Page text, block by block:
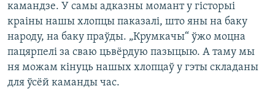
камандзе. У самы адказны момант у гісторыі
краіны нашы хлопцы паказалі, што яны на баку
народу, на баку праўды. „Крумкачы“ ўжо моцна
пацярпелі за сваю цьвёрдую пазыцыю. А таму мы
ня можам кінуць нашых хлопцаў у гэты складаны
для ўсёй каманды час.